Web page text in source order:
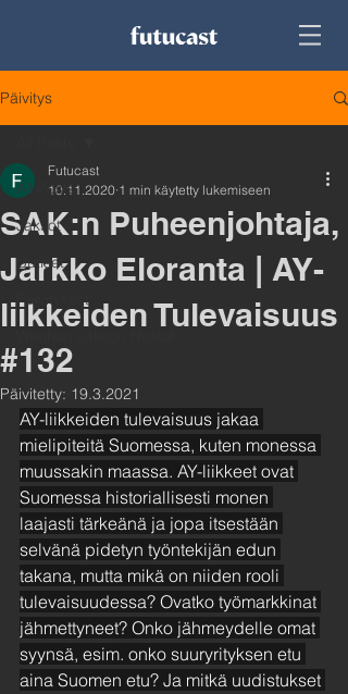
Päivitys
All Posts
Jaksot
Uutiset
Päivitykset
SAK:n Puheenjohtaja,
Jarkko Eloranta | AY-
liikkeiden Tulevaisuus
#132
Futucast
10.11.2020 1 min käytetty lukemiseen
Päivitetty: 19.3.2021
AY-liikkeiden tulevaisuus jakaa
mielipiteitä Suomessa, kuten monessa
muussakin maassa. AY-liikkeet ovat
Suomessa historiallisesti monen
laajasti tärkeänä ja jopa itsestään
selvänä pidetyn työntekijän edun
takana, mutta mikä on niiden rooli
tulevaisuudessa? Ovatko työmarkkinat
jähmettyneet? Onko jähmeydelle omat
syynsä, esim. onko suuryrityksen etu
aina Suomen etu? Ja mitkä uudistukset